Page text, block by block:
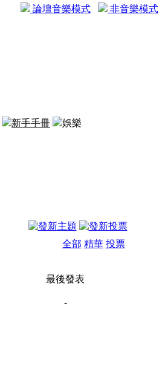
論壇音樂模式 非音樂模式
新手手冊
娛樂
全部 精華 投票
最後發表
-